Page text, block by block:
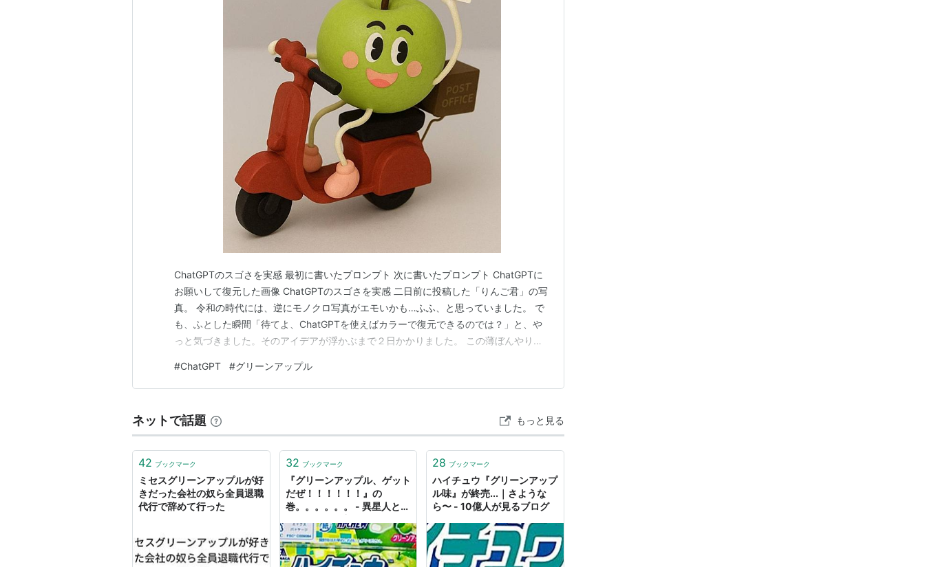
ChatGPTのスゴさを実感 最初に書いたプロンプト 次に書いたプロンプト ChatGPTに
お願いして復元した画像 ChatGPTのスゴさを実感 二日前に投稿した「りんご君」の写
真。 令和の時代には、逆にモノクロ写真がエモいかも…ふふ、と思っていました。 で
も、ふとした瞬間「待てよ、ChatGPTを使えばカラーで復元できるのでは？」と、や
っと気づきました。そのアイデアが浮かぶまで２日かかりました。 この薄ぼんやりな
た結果がこんな感じです。 冒頭の写真の前にもう一段階ありまして、前後しますが下
の写真が最初の画像です。 …
#ChatGPT #グリーンアップル
ネットで話題 もっと見る
42 ブックマーク
ミセスグリーンアップルが好
きだった会社の奴ら全員退職
代行で辞めて行った
32 ブックマーク
『グリーンアップル、ゲット
だぜ！！！！！！』の
巻。。。。。。 - 異星人と交
沈。。。。。。。。。。。。
。。。。。。
28 ブックマーク
ハイチュウ『グリーンアップ
ル味』が終売...｜さような
ら〜 - 10億人が見るブログ